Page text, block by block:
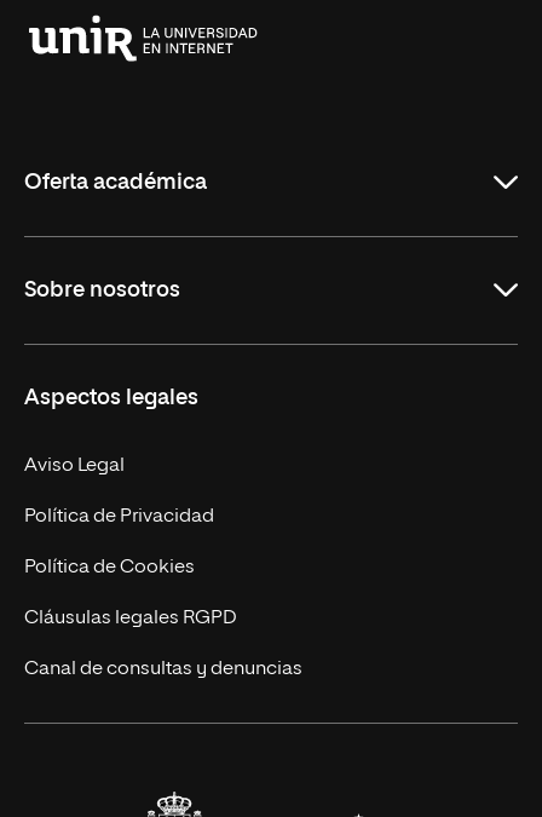
Oferta académica
Másteres Oficiales
Doctorados
Experto Universitario
Postgrados
Cursos Universitarios
Sobre nosotros
Facultades
Nuestro Equipo
Trabaja en UNIR
Actualidad
UNIR Revista
Eventos
Aspectos legales
Aviso Legal
Política de Privacidad
Política de Cookies
Cláusulas legales RGPD
Canal de consultas y denuncias